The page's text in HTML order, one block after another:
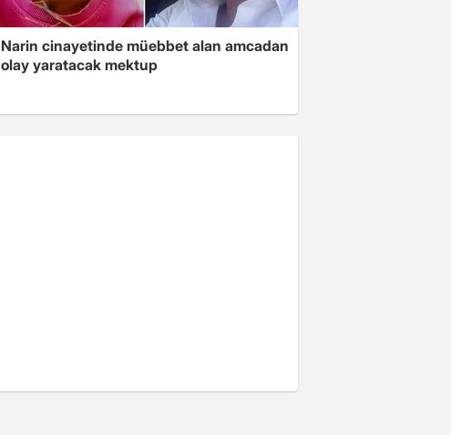
Narin cinayetinde müebbet alan amcadan
olay yaratacak mektup